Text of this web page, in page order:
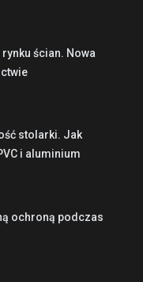
ścian. Nowa
stolarki. Jak
i aluminium
ochroną podczas